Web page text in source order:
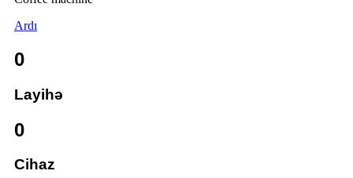
Ardı
0
Layihə
0
Cihaz